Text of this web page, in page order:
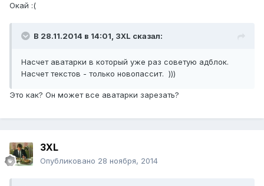
Окай :(
В 28.11.2014 в 14:01, 3XL сказал:
Насчет аватарки в который уже раз советую адблок.
Насчет текстов - только новопассит. )))
Это как? Он может все аватарки зарезать?
3XL
Опубликовано 28 ноября, 2014